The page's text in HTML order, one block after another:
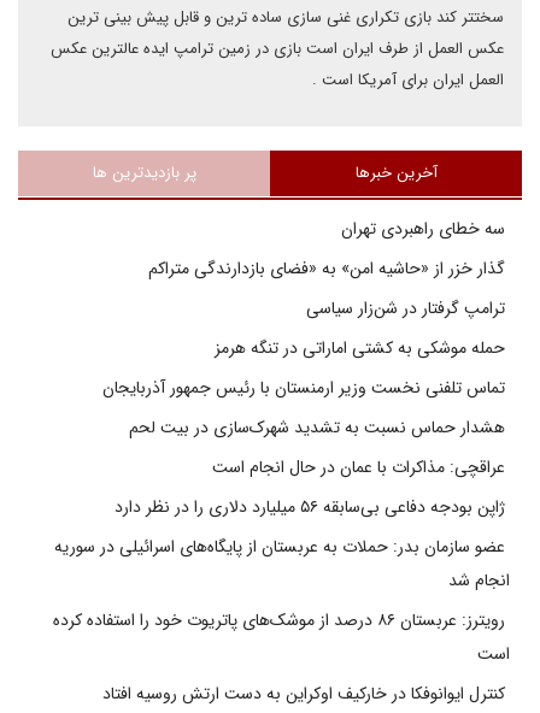
سختتر کند بازی تکراری غنی سازی ساده ترین و قابل پیش بینی ترین
عکس العمل از طرف ایران است بازی در زمین ترامپ ایده عالترین عکس
العمل ایران برای آمریکا است .
آخرین خبرها پر بازدیدترین ها
سه خطای راهبردی تهران
گذار خزر از «حاشیه امن» به «فضای بازدارندگی متراکم
ترامپ گرفتار در شن‌زار سیاسی
حمله موشکی به کشتی اماراتی در تنگه هرمز
تماس تلفنی نخست وزیر ارمنستان با رئیس جمهور آذربایجان
هشدار حماس نسبت به تشدید شهرک‌سازی در بیت‌ لحم
عراقچی: مذاکرات با عمان در حال انجام است
ژاپن بودجه دفاعی بی‌سابقه ۵۶ میلیارد دلاری را در نظر دارد
عضو سازمان بدر: حملات به عربستان از پایگاه‌های اسرائیلی در سوریه
انجام شد
رویترز: عربستان ۸۶ درصد از موشک‌های پاتریوت خود را استفاده کرده
است
کنترل ایوانوفکا در خارکیف اوکراین به دست ارتش روسیه افتاد